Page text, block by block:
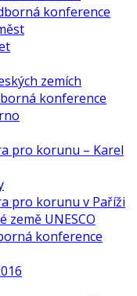
konference
zemích
konference
pro korunu – Karel
pro korunu v Paříži
země UNESCO
konference